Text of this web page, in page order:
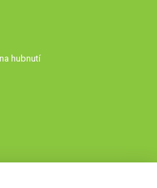
hubnutí